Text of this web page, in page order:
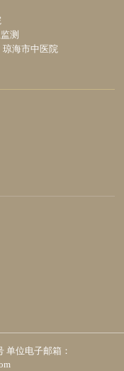
测
琼海市中医院
单位电子邮箱：